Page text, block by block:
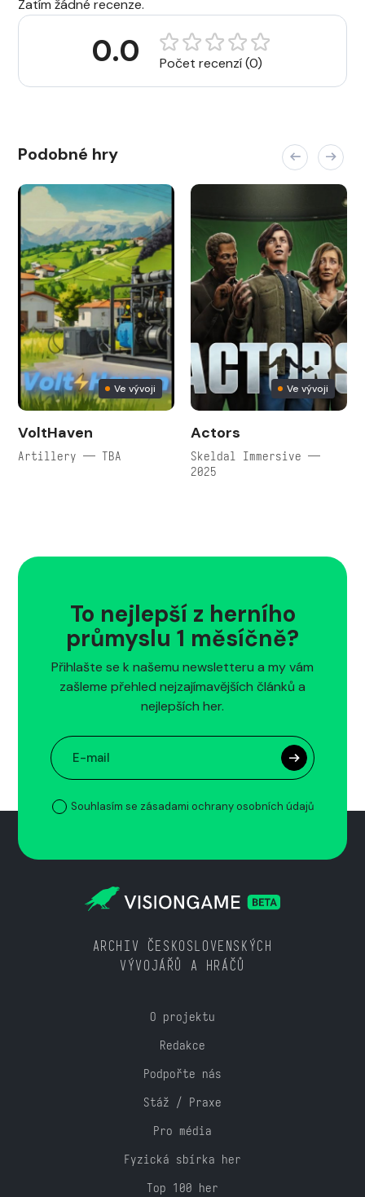
Zatím žádné recenze.
0.0 Počet recenzí (0)
Podobné hry
Ve vývoji
VoltHaven
Artillery — TBA
Ve vývoji
Actors
Skeldal Immersive —
2025
To nejlepší z herního
průmyslu 1 měsíčně?
Přihlašte se k našemu newsletteru a my vám
zašleme přehled nejzajímavějších článků a
nejlepších her.
Souhlasím se zásadami ochrany osobních údajů
ARCHIV ČESKOSLOVENSKÝCH
VÝVOJÁŘŮ A HRÁČŮ
O projektu
Redakce
Podpořte nás
Stáž / Praxe
Pro média
Fyzická sbírka her
Top 100 her